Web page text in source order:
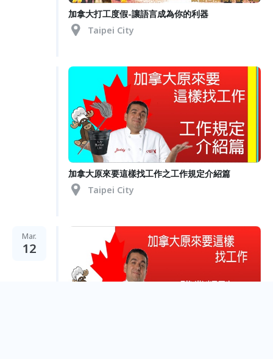
加拿大打工度假-讓語言成為你的利器
Taipei City
加拿大原來要這樣找工作之工作規定介紹篇
Taipei City
Mar.
12